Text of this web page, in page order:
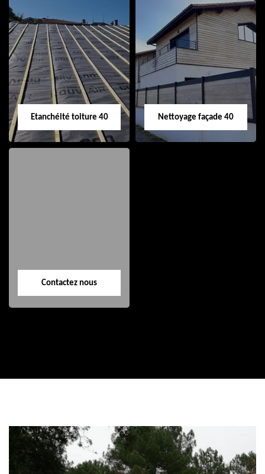
Nettoyage et pose
de gouttière 40
Réparation de
toiture 40
Etanchéité toiture 40 Nettoyage façade 40
Contactez nous